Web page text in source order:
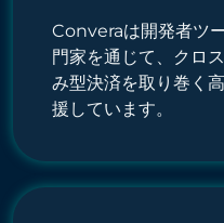
Converaは開発者ツ
門家を通じて、クロ
み型決済を取り巻く
援しています。